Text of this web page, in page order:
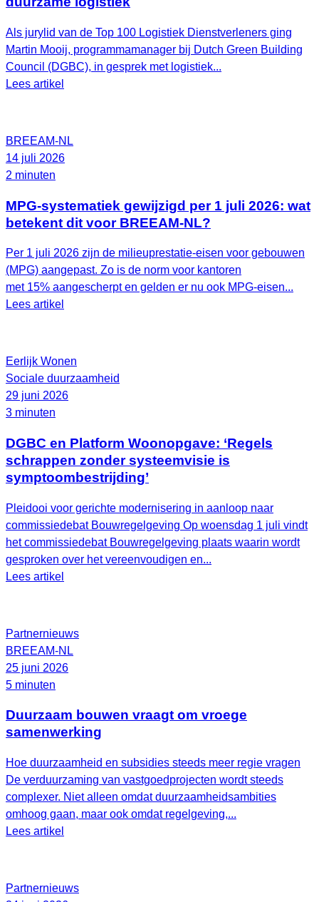
Als jurylid van de Top 100 Logistiek Dienstverleners ging
Martin Mooij, programmamanager bij Dutch Green Building
Council (DGBC), in gesprek met logistiek...
Lees artikel
BREEAM-NL
14 juli 2026
2 minuten
MPG-systematiek gewijzigd per 1 juli 2026: wat
betekent dit voor BREEAM-NL?
Per 1 juli 2026 zijn de milieuprestatie-eisen voor gebouwen
(MPG) aangepast. Zo is de norm voor kantoren
met 15% aangescherpt en gelden er nu ook MPG-eisen...
Lees artikel
Eerlijk Wonen
Sociale duurzaamheid
29 juni 2026
3 minuten
DGBC en Platform Woonopgave: ‘Regels
schrappen zonder systeemvisie is
symptoombestrijding’
Pleidooi voor gerichte modernisering in aanloop naar
commissiedebat Bouwregelgeving Op woensdag 1 juli vindt
het commissiedebat Bouwregelgeving plaats waarin wordt
gesproken over het vereenvoudigen en...
Lees artikel
Partnernieuws
BREEAM-NL
25 juni 2026
5 minuten
Duurzaam bouwen vraagt om vroege
samenwerking
Hoe duurzaamheid en subsidies steeds meer regie vragen
De verduurzaming van vastgoedprojecten wordt steeds
complexer. Niet alleen omdat duurzaamheidsambities
omhoog gaan, maar ook omdat regelgeving,...
Lees artikel
Partnernieuws